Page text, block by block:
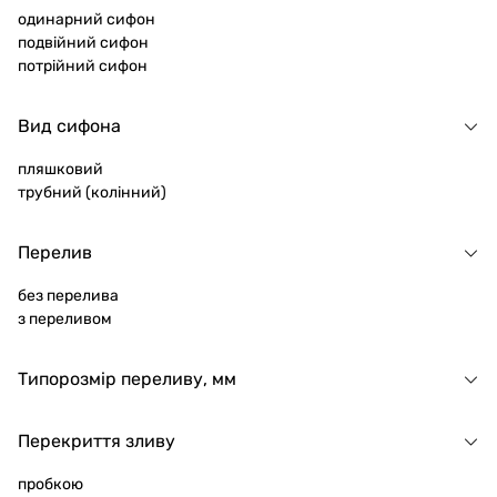
для великого числа сантехніки. У резервуарі
накопичується велике сміття, в тому числі
можна дістати впавшу сережку або кільце.
пересихання рідини і заповнення кімнати
неприємними каналізаційними запахами. Мінус:
багато ущільнювальних прокладок, які,
Плоскі. За рахунок плоского резервуара сифони
цього типу встановлюють в місцях вкрай
обмеженого простору. Міцні, довговічні.
для кухонь. Оскільки обслуговувати такий
вимагає точної відповідності патрубків і труб
сантехніки і каналізації. В іншому випадку
одинарний сифон
подвійний сифон
потрійний сифон
Вид сифона
пляшковий
трубний (колінний)
Перелив
без перелива
з переливом
Типорозмір переливу, мм
Перекриття зливу
пробкою